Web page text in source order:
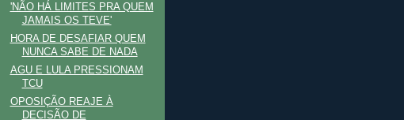
'NÃO HÁ LIMITES PRA QUEM
JAMAIS OS TEVE'
HORA DE DESAFIAR QUEM
NUNCA SABE DE NADA
AGU E LULA PRESSIONAM
TCU
OPOSIÇÃO REAJE À
DECISÃO DE